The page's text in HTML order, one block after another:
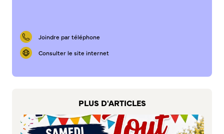
Joindre par téléphone
Consulter le site internet
PLUS D'ARTICLES
Journal municipal
Le Territoire
La Métropole de Rouen Normandie
Culture